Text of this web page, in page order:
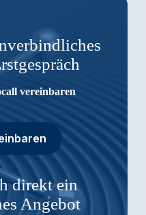
vereinbaren
direkt ein
Angebot